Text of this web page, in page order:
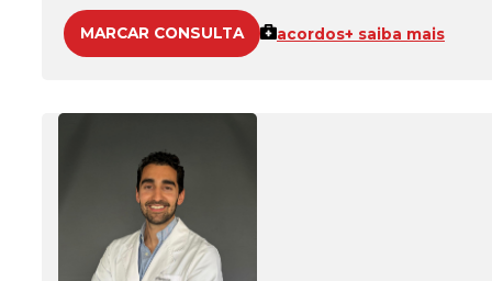
MARCAR CONSULTA acordos+ saiba mais